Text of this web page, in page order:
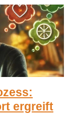
ergreift